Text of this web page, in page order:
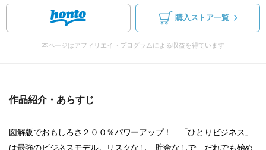
購入ストア一覧
本ページはアフィリエイトプログラムによる収益を得ています
作品紹介・あらすじ
図解版でおもしろさ２００％パワーアップ！ 「ひとりビジネス」
は最強のビジネスモデル。リスクなし、貯金なしで、だれでも始め